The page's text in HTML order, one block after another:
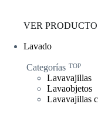
VER PRODUCTO
Lavado
Categorías TOP
Lavavajillas
Lavaobjetos
Lavavajillas